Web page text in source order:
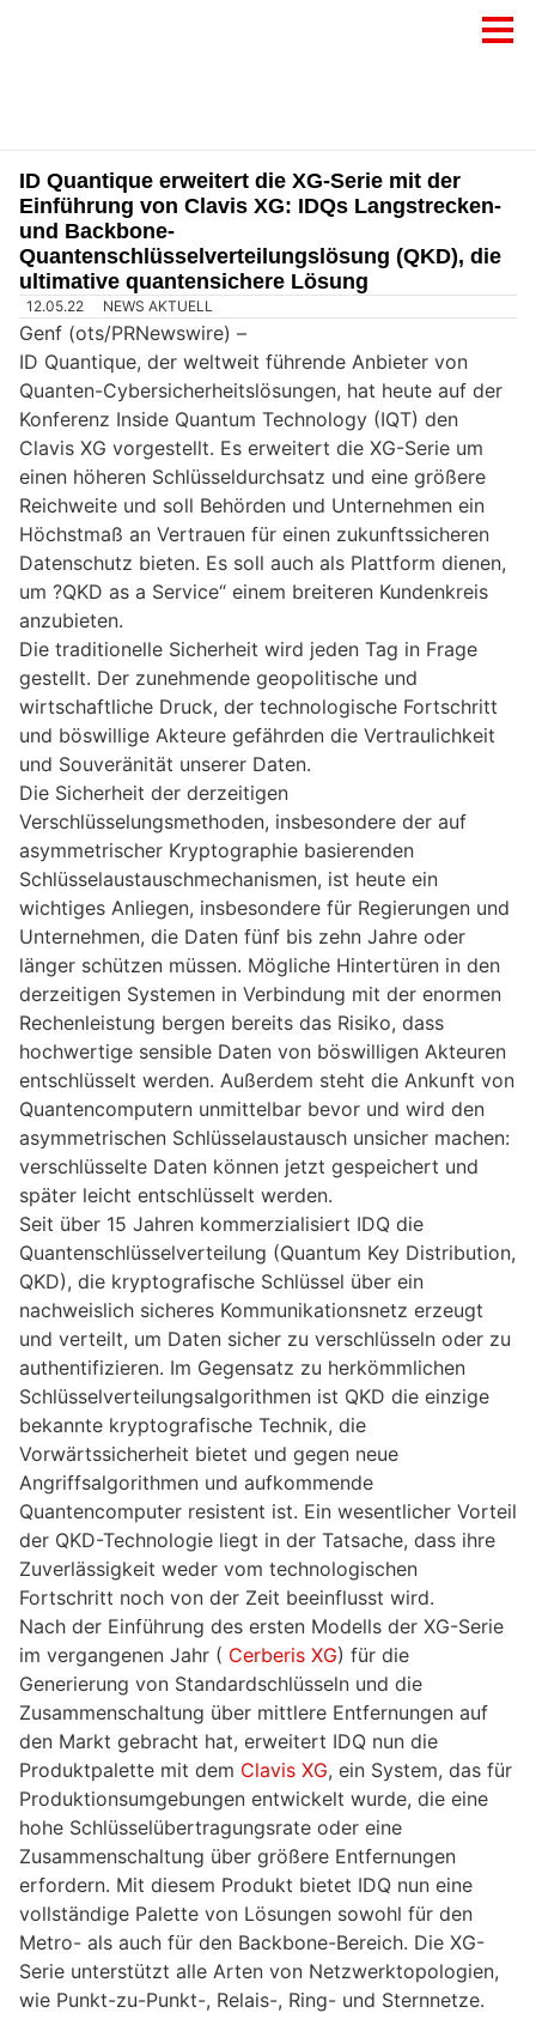
ID Quantique erweitert die XG-Serie mit der
Einführung von Clavis XG: IDQs Langstrecken-
und Backbone-
Quantenschlüsselverteilungslösung (QKD), die
ultimative quantensichere Lösung
12.05.22 NEWS AKTUELL
Genf (ots/PRNewswire) –
ID Quantique, der weltweit führende Anbieter von
Quanten-Cybersicherheitslösungen, hat heute auf der
Konferenz Inside Quantum Technology (IQT) den
Clavis XG vorgestellt. Es erweitert die XG-Serie um
einen höheren Schlüsseldurchsatz und eine größere
Reichweite und soll Behörden und Unternehmen ein
Höchstmaß an Vertrauen für einen zukunftssicheren
Datenschutz bieten. Es soll auch als Plattform dienen,
um ?QKD as a Service“ einem breiteren Kundenkreis
anzubieten.
Die traditionelle Sicherheit wird jeden Tag in Frage
gestellt. Der zunehmende geopolitische und
wirtschaftliche Druck, der technologische Fortschritt
und böswillige Akteure gefährden die Vertraulichkeit
und Souveränität unserer Daten.
Die Sicherheit der derzeitigen
Verschlüsselungsmethoden, insbesondere der auf
asymmetrischer Kryptographie basierenden
Schlüsselaustauschmechanismen, ist heute ein
wichtiges Anliegen, insbesondere für Regierungen und
Unternehmen, die Daten fünf bis zehn Jahre oder
länger schützen müssen. Mögliche Hintertüren in den
derzeitigen Systemen in Verbindung mit der enormen
Rechenleistung bergen bereits das Risiko, dass
hochwertige sensible Daten von böswilligen Akteuren
entschlüsselt werden. Außerdem steht die Ankunft von
Quantencomputern unmittelbar bevor und wird den
asymmetrischen Schlüsselaustausch unsicher machen:
verschlüsselte Daten können jetzt gespeichert und
später leicht entschlüsselt werden.
Seit über 15 Jahren kommerzialisiert IDQ die
Quantenschlüsselverteilung (Quantum Key Distribution,
QKD), die kryptografische Schlüssel über ein
nachweislich sicheres Kommunikationsnetz erzeugt
und verteilt, um Daten sicher zu verschlüsseln oder zu
authentifizieren. Im Gegensatz zu herkömmlichen
Schlüsselverteilungsalgorithmen ist QKD die einzige
bekannte kryptografische Technik, die
Vorwärtssicherheit bietet und gegen neue
Angriffsalgorithmen und aufkommende
Quantencomputer resistent ist. Ein wesentlicher Vorteil
der QKD-Technologie liegt in der Tatsache, dass ihre
Zuverlässigkeit weder vom technologischen
Fortschritt noch von der Zeit beeinflusst wird.
Nach der Einführung des ersten Modells der XG-Serie
im vergangenen Jahr ( Cerberis XG) für die
Generierung von Standardschlüsseln und die
Zusammenschaltung über mittlere Entfernungen auf
den Markt gebracht hat, erweitert IDQ nun die
Produktpalette mit dem Clavis XG, ein System, das für
Produktionsumgebungen entwickelt wurde, die eine
hohe Schlüsselübertragungsrate oder eine
Zusammenschaltung über größere Entfernungen
erfordern. Mit diesem Produkt bietet IDQ nun eine
vollständige Palette von Lösungen sowohl für den
Metro- als auch für den Backbone-Bereich. Die XG-
Serie unterstützt alle Arten von Netzwerktopologien,
wie Punkt-zu-Punkt-, Relais-, Ring- und Sternnetze.